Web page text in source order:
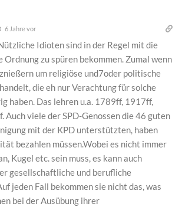
6 Jahre vor
Idioten sind in der Regel mit die
Ordnung zu spüren bekommen. Zumal wenn
um religiöse und7oder politische
die eh nur Verachtung für solche
haben. Das lehren u.a. 1789ff, 1917ff,
Auch viele der SPD-Genossen die 46 guten
mit der KPD unterstützten, haben
bezahlen müssen.Wobei es nicht immer
Kugel etc. sein muss, es kann auch
gesellschaftliche und berufliche
jeden Fall bekommen sie nicht das, was
bei der Ausübung ihrer